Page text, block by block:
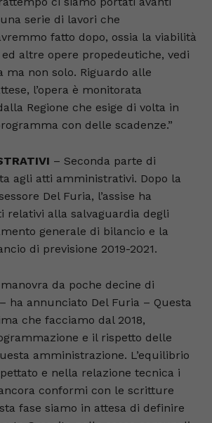
serie di lavori che
fatto dopo, ossia la viabilità
altre opere propedeutiche, vedi
ma non solo. Riguardo alle
l’opera è monitorata
Regione che esige di volta in
con delle scadenze.”
– Seconda parte di
agli atti amministrativi. Dopo la
Del Furia, l’assise ha
relativi alla salvaguardia degli
generale di bilancio e la
di previsione 2019-2021.
da poche decine di
ha annunciato Del Furia – Questa
che facciamo dal 2018,
e il rispetto delle
amministrazione. L’equilibrio
e nella relazione tecnica i
conformi con le scritture
fase siamo in attesa di definire